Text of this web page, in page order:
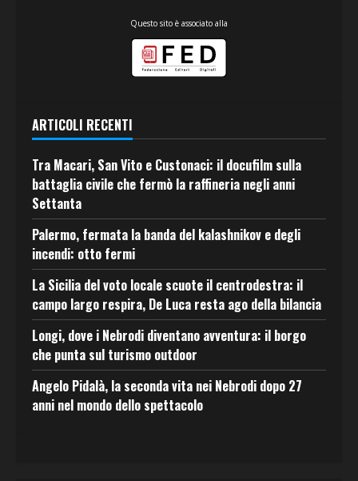
Questo sito è associato alla
ARTICOLI RECENTI
Tra Macari, San Vito e Custonaci: il docufilm sulla
battaglia civile che fermò la raffineria negli anni
Settanta
Palermo, fermata la banda del kalashnikov e degli
incendi: otto fermi
La Sicilia del voto locale scuote il centrodestra: il
campo largo respira, De Luca resta ago della bilancia
Longi, dove i Nebrodi diventano avventura: il borgo
che punta sul turismo outdoor
Angelo Pidalà, la seconda vita nei Nebrodi dopo 27
anni nel mondo dello spettacolo